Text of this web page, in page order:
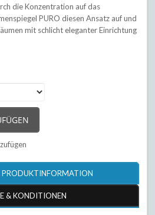
die Konzentration auf das
PURO diesen Ansatz auf und
mit schlicht eleganter Einrichtung
PRODUKTINFORMATION
& KONDITIONEN